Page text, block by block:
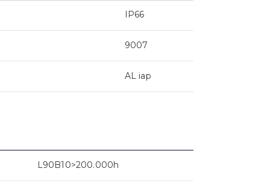
IP66
9007
AL iap
L90B10>200.000h